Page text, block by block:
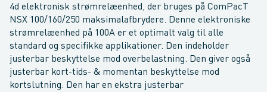
4d elektronisk strømrelæenhed, der bruges på ComPacT
NSX 100/160/250 maksimalafbrydere. Denne elektroniske
strømrelæenhed på 100A er et optimalt valg til alle
standard og specifikke applikationer. Den indeholder
justerbar beskyttelse mod overbelastning. Den giver også
justerbar kort-tids- & momentan beskyttelse mod
kortslutning. Den har en ekstra justerbar